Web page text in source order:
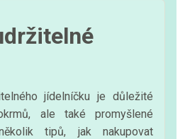
jídelníčku je důležité
ale také promyšlené
tipů, jak nakupovat